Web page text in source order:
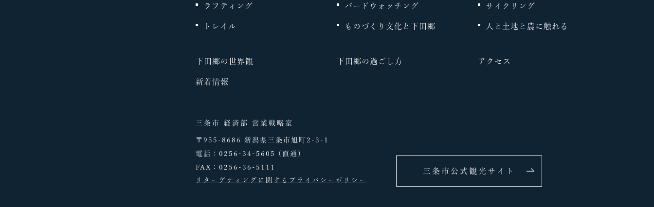
ラフティング バードウォッチング サイクリング
トレイル ものづくり文化と下田郷 人と土地と農に触れる
下田郷の世界観 下田郷の過ごし方 アクセス
新着情報
三条市 経済部 営業戦略室
〒955-8686 新潟県三条市旭町2-3-1
電話： 0256-34-5605
(直通)
FAX：0256-36-5111
リターゲティングに関するプライバシーポリシー
三条市公式観光サイト